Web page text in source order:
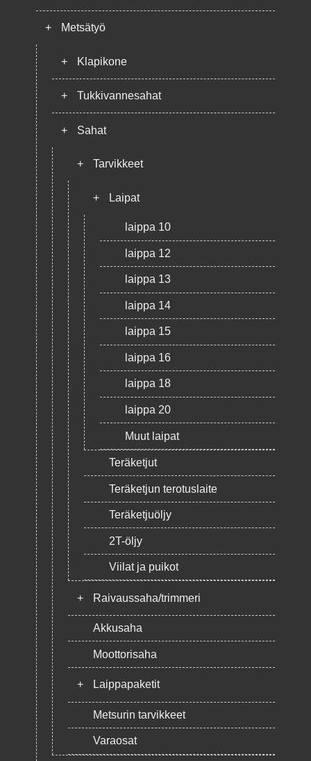
+ Metsätyö
+ Klapikone
+ Tukkivannesahat
+ Sahat
+ Tarvikkeet
+ Laipat
laippa 10
laippa 12
laippa 13
laippa 14
laippa 15
laippa 16
laippa 18
laippa 20
Muut laipat
Teräketjut
Teräketjun terotuslaite
Teräketjuöljy
2T-öljy
Viilat ja puikot
+ Raivaussaha/trimmeri
Akkusaha
Moottorisaha
+ Laippapaketit
Metsurin tarvikkeet
Varaosat